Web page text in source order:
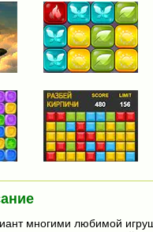
многими любимой